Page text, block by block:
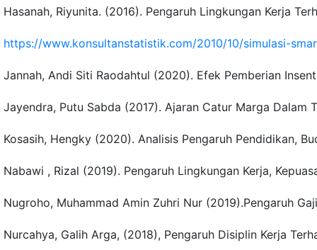
Hasanah, Riyunita. (2016). Pengaruh Lingkungan Kerja
https://www.konsultanstatistik.com/2010/10/simulasi-
Jannah, Andi Siti Raodahtul (2020). Efek Pemberian
Jayendra, Putu Sabda (2017). Ajaran Catur Marga Dalam
Kosasih, Hengky (2020). Analisis Pengaruh Pendidikan,
Nabawi , Rizal (2019). Pengaruh Lingkungan Kerja,
Nugroho, Muhammad Amin Zuhri Nur (2019).Pengaruh
Nurcahya, Galih Arga, (2018), Pengaruh Disiplin Kerja